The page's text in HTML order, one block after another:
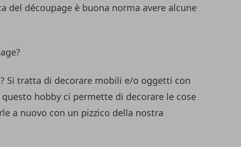
del découpage è buona norma avere alcune
Si tratta di decorare mobili e/o oggetti con
hobby ci permette di decorare le cose
a nuovo con un pizzico della nostra